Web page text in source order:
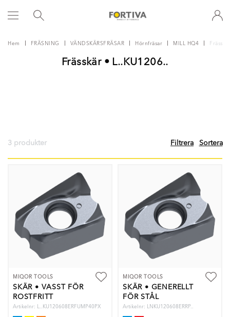
Hem FRÄSNING VÄNDSKÄRSFRÄSAR Hörnfräsar MILL HQ4
Frässkär • L..KU1206..
3 produkter Filtrera Sortera
MIQOR TOOLS
SKÄR • VASST FÖR
ROSTFRITT
Artikelnr: L..KU120608ERFUMP40PX
MIQOR TOOLS
SKÄR • GENERELLT
FÖR STÅL
Artikelnr: LNKU120608ERRP..